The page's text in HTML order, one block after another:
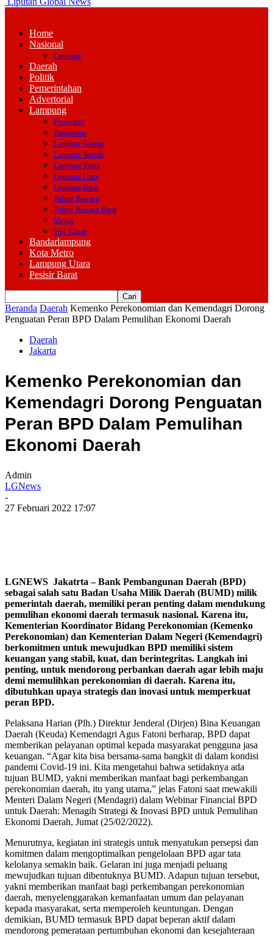
Home
Nasional
Lampung
Daerah
Politik
Pemerintahan
Advertorial
Lampung
Pesawaran
Tanggamus
Lampung Selatan
Lampung Tengah
Lampung Timur
Lampung Utara
Lampung Barat
Tulang Bawang
Tulang Bawang Barat
Mesuji
Way Kanan
Bandarlampung
Kota Metro
Lampung Utara
Pesisir Barat
Beranda Daerah Kemenko Perekonomian dan Kemendagri Dorong
Penguatan Peran BPD Dalam Pemulihan Ekonomi Daerah
Daerah
Jakarta
Kemenko Perekonomian dan
Kemendagri Dorong Penguatan
Peran BPD Dalam Pemulihan
Ekonomi Daerah
Admin
LGNews
-
27 Februari 2022 17:07
LGNEWS Jakatrta – Bank Pembangunan Daerah (BPD)
sebagai salah satu Badan Usaha Milik Daerah (BUMD) milik
pemerintah daerah, memiliki peran penting dalam mendukung
pemulihan ekonomi daerah termasuk nasional. Karena itu,
Kementerian Koordinator Bidang Perekonomian (Kemenko
Perekonomian) dan Kementerian Dalam Negeri (Kemendagri)
berkomitmen untuk mewujudkan BPD memiliki sistem
keuangan yang stabil, kuat, dan berintegritas. Langkah ini
penting, untuk mendorong perbankan daerah agar lebih maju
demi memulihkan perekonomian di daerah. Karena itu,
dibutuhkan upaya strategis dan inovasi untuk memperkuat
peran BPD.
Pelaksana Harian (Plh.) Direktur Jenderal (Dirjen) Bina Keuangan
Daerah (Keuda) Kemendagri Agus Fatoni berharap, BPD dapat
memberikan pelayanan optimal kepada masyarakat pengguna jasa
keuangan. “Agar kita bisa bersama-sama bangkit di dalam kondisi
pandemi Covid-19 ini. Kita mengetahui bahwa setidaknya ada
tujuan BUMD, yakni memberikan manfaat bagi perkembangan
perekonomian daerah, itu yang utama,” jelas Fatoni saat mewakili
Menteri Dalam Negeri (Mendagri) dalam Webinar Financial BPD
untuk Daerah: Menagih Strategi & Inovasi BPD untuk Pemulihan
Ekonomi Daerah, Jumat (25/02/2022).
Menurutnya, kegiatan ini strategis untuk menyatukan persepsi dan
komitmen dalam mengoptimalkan pengelolaan BPD agar tata
kelolanya semakin baik. Gelaran ini juga menjadi peluang
mewujudkan tujuan dibentuknya BUMD. Adapun tujuan tersebut,
yakni memberikan manfaat bagi perkembangan perekonomian
daerah, menyelenggarakan kemanfaatan umum dan pelayanan
kepada masyarakat, serta memperoleh keuntungan. Dengan
demikian, BUMD termasuk BPD dapat beperan aktif dalam
mendorong pemerataan pertumbuhan ekonomi dan kesejahteraan